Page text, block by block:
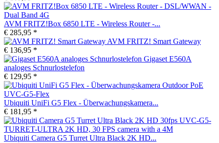
AVM FRITZ!Box 6850 LTE - Wireless Router -...
€ 285,95 *
AVM FRITZ! Smart Gateway
€ 136,95 *
Gigaset E560A
analoges Schnurlostelefon
€ 129,95 *
Ubiquiti UniFi G5 Flex - Überwachungskamera...
€ 181,95 *
Ubiquiti Camera G5 Turret Ultra Black 2K HD...